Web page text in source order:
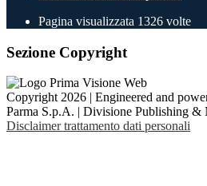
Pagina visualizzata 1326 volte
Sezione Copyright
Copyright 2026 | Engineered and
Parma S.p.A. | Divisione Publishing &
Disclaimer trattamento dati personali